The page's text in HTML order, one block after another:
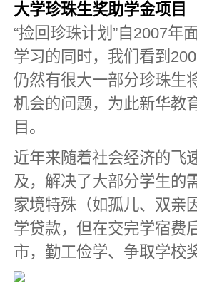
大学珍珠生奖助学金项目
“捡回珍珠计划”自2007年
学习的同时，我们看到
仍然有很大一部分珍珠生
机会的问题，为此新华教
目。
近年来随着社会经济的飞
及，解决了大部分学生的
家境特殊（如孤儿、双亲
学贷款，但在交完学宿费
市，勤工俭学、争取学校